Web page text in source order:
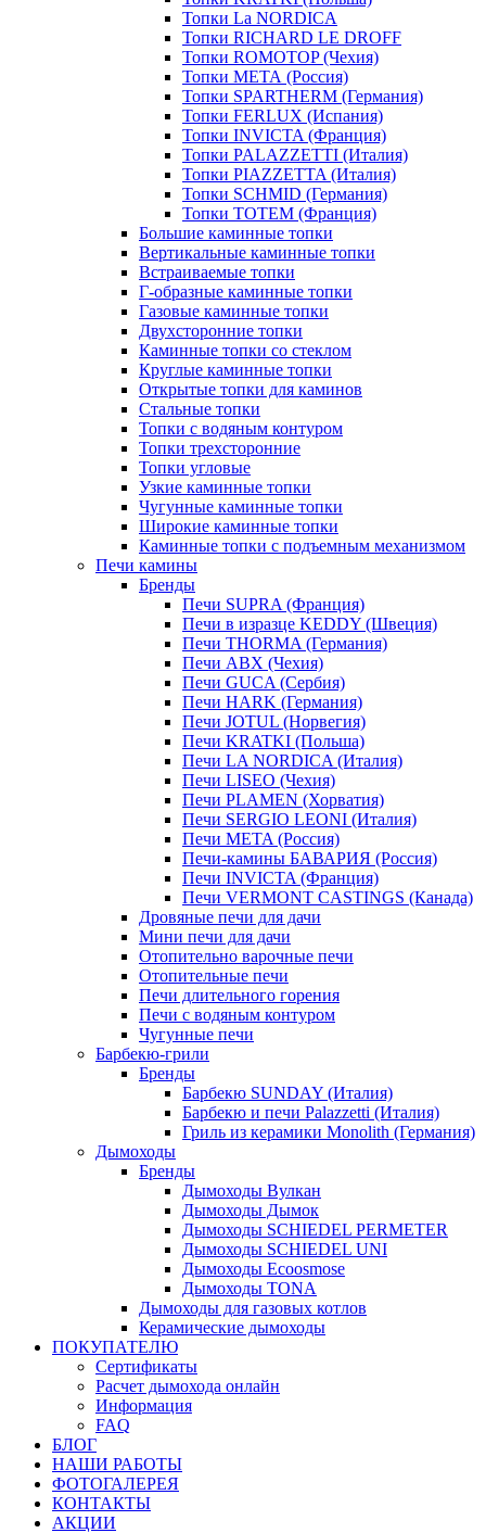
Топки La NORDICA
Топки RICHARD LE DROFF
Топки ROMOTOP (Чехия)
Топки МЕТА (Россия)
Топки SPARTHERM (Германия)
Топки FERLUX (Испания)
Топки INVICTA (Франция)
Топки PALAZZETTI (Италия)
Топки PIAZZETTA (Италия)
Топки SCHMID (Германия)
Топки TOTEM (Франция)
Большие каминные топки
Вертикальные каминные топки
Встраиваемые топки
Г-образные каминные топки
Газовые каминные топки
Двухсторонние топки
Каминные топки со стеклом
Круглые каминные топки
Открытые топки для каминов
Стальные топки
Топки с водяным контуром
Топки трехсторонние
Топки угловые
Узкие каминные топки
Чугунные каминные топки
Широкие каминные топки
Каминные топки с подъемным механизмом
Печи камины
Бренды
Печи SUPRA (Франция)
Печи в изразце KEDDY (Швеция)
Печи THORMA (Германия)
Печи ABX (Чехия)
Печи GUCA (Сербия)
Печи HARK (Германия)
Печи JOTUL (Норвегия)
Печи KRATKI (Польша)
Печи LA NORDICA (Италия)
Печи LISEO (Чехия)
Печи PLAMEN (Хорватия)
Печи SERGIO LEONI (Италия)
Печи META (Россия)
Печи-камины БАВАРИЯ (Россия)
Печи INVICTA (Франция)
Печи VERMONT CASTINGS (Канада)
Дровяные печи для дачи
Мини печи для дачи
Отопительно варочные печи
Отопительные печи
Печи длительного горения
Печи с водяным контуром
Чугунные печи
Барбекю-грили
Бренды
Барбекю SUNDAY (Италия)
Барбекю и печи Palazzetti (Италия)
Гриль из керамики Monolith (Германия)
Дымоходы
Бренды
Дымоходы Вулкан
Дымоходы Дымок
Дымоходы SCHIEDEL PERMETER
Дымоходы SCHIEDEL UNI
Дымоходы Ecoosmose
Дымоходы TONA
Дымоходы для газовых котлов
Керамические дымоходы
ПОКУПАТЕЛЮ
Сертификаты
Расчет дымохода онлайн
Информация
FAQ
БЛОГ
НАШИ РАБОТЫ
ФОТОГАЛЕРЕЯ
КОНТАКТЫ
АКЦИИ